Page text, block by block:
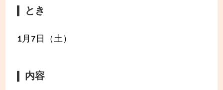
とき
1月7日（土）
内容